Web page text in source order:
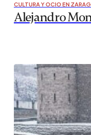
CULTURA Y OCIO EN
Alejandro